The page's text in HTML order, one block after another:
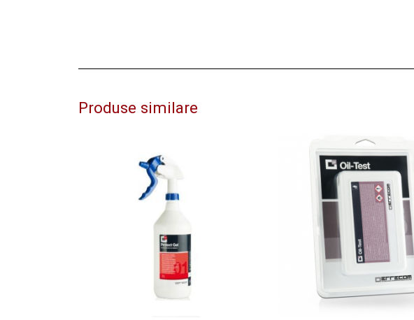
Produse similare